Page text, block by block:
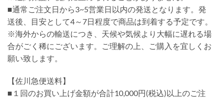
■通常ご注文日から3~5営業日以内の発送となります。発
送後、目安として4～7日程度で商品は到着する予定です。
※海外からの輸送につき、天候や気候より大幅に遅れる場
合がごく稀にございます。ご理解の上、ご購入を宜しくお
願い致します。
【佐川急便送料】
■１回のお買い上げ金額が合計10,000円(税込)以上のご注